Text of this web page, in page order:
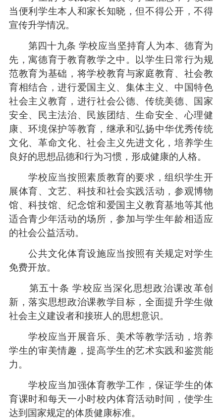
当便利学生本人和家长知晓，但不得公开，不得
宣传升学情况。
第四十九条 学校应当坚持育人为本、德育为
先，寓德育于教育教学之中。以学生日常行为规
范教育为基础，将学校教育与家庭教育、社会教
育相结合，进行爱国主义、集体主义、中国特色
社会主义教育，进行社会公德、传统美德、国家
安全、民主法治、民族团结、生命安全、心理健
康、环境保护等教育，继承和弘扬中华优秀传统
文化、革命文化、社会主义先进文化，培养学生
良好的思想品德和行为习惯，形成健康的人格。
学校应当按照素质教育的要求，组织学生开
展体育、文艺、科技和社会实践活动，参观博物
馆、科技馆、纪念馆和爱国主义教育基地等其他
适合青少年活动的场所，参加与学生年龄相适应
的社会公益活动。
公共文化体育设施应当按照有关规定对学生
免费开放。
第五十条 学校应当深化思想政治课改革创
新，落实思想政治课教学目标，全面提升学生做
社会主义建设者和接班人的思想意识。
学校应当开展音乐、美术等教学活动，培养
学生的审美情趣，提高学生的艺术实践和鉴赏能
力。
学校应当加强体育教学工作，保证学生的体
育课时和每天一小时校内体育活动时间，使学生
达到国家规定的体质健康标准。